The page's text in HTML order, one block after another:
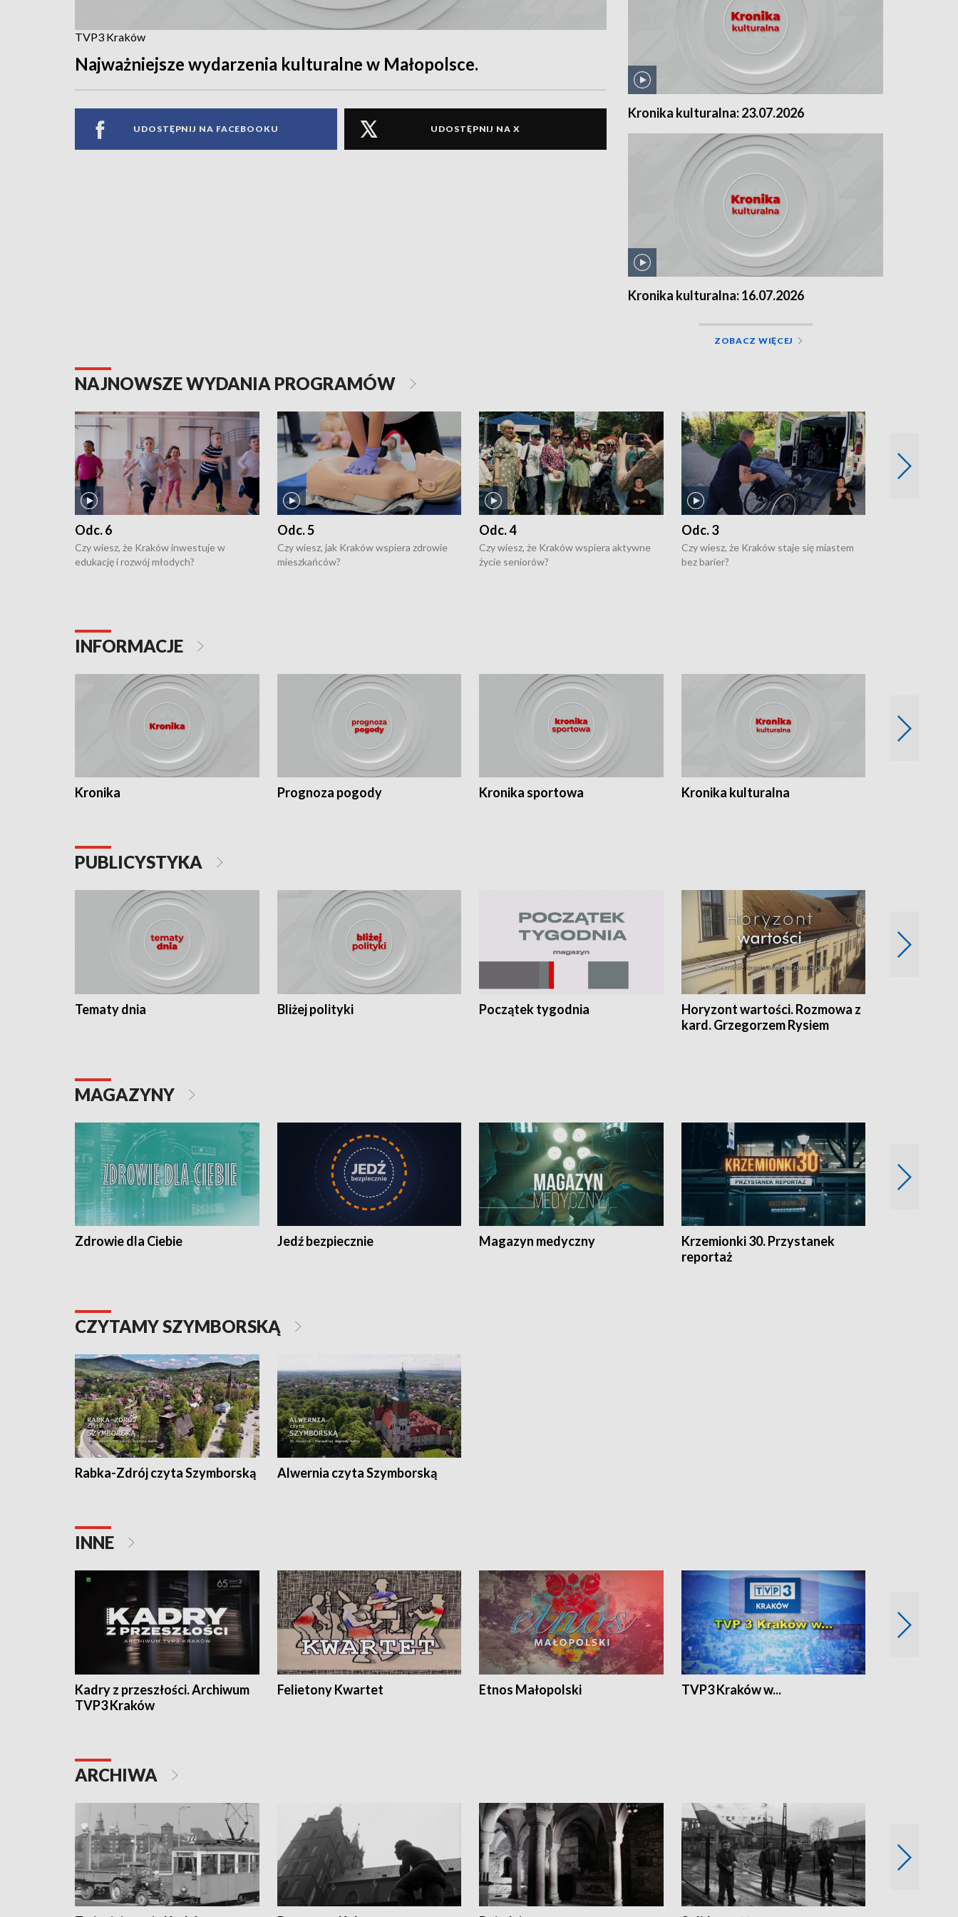
TVP3 Kraków
Najważniejsze wydarzenia kulturalne w Małopolsce.
UDOSTĘPNIJ NA FACEBOOKU UDOSTĘPNIJ NA X
Kronika kulturalna: 23.07.2026
Kronika kulturalna: 16.07.2026
ZOBACZ WIĘCEJ
NAJNOWSZE WYDANIA PROGRAMÓW
Odc. 6
Czy wiesz, że Kraków inwestuje w
edukację i rozwój młodych?
Odc. 5
Czy wiesz, jak Kraków wspiera zdrowie
mieszkańców?
Odc. 4
Czy wiesz, że Kraków wspiera aktywne
życie seniorów?
Odc. 3
Czy wiesz, że Kraków staje się miastem
bez barier?
INFORMACJE
Kronika Prognoza pogody Kronika sportowa Kronika kulturalna
PUBLICYSTYKA
Tematy dnia Bliżej polityki Początek tygodnia
Horyzont wartości. Rozmowa z
kard. Grzegorzem Rysiem
MAGAZYNY
Zdrowie dla Ciebie Jedź bezpiecznie Magazyn medyczny
Krzemionki 30. Przystanek
reportaż
CZYTAMY SZYMBORSKĄ
Rabka-Zdrój czyta Szymborską Alwernia czyta Szymborską
INNE
Kadry z przeszłości. Archiwum
TVP3 Kraków
Felietony Kwartet Etnos Małopolski TVP3 Kraków w...
ARCHIWA